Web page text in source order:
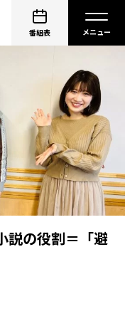
番組表
の役割＝「避